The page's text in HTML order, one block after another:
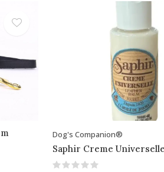
Dog's Companion®
Saphir Creme